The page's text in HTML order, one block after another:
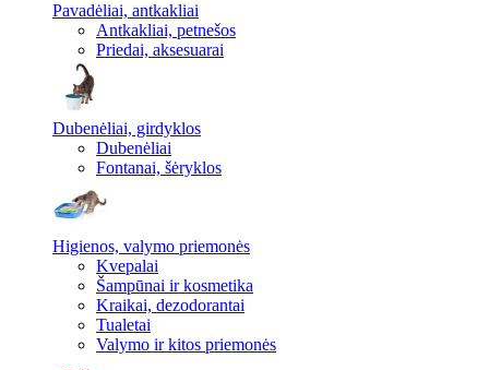
Pavadėliai, antkakliai
Antkakliai, petnešos
Priedai, aksesuarai
Dubenėliai, girdyklos
Dubenėliai
Fontanai, šėryklos
Higienos, valymo priemonės
Kvepalai
Šampūnai ir kosmetika
Kraikai, dezodorantai
Tualetai
Valymo ir kitos priemonės